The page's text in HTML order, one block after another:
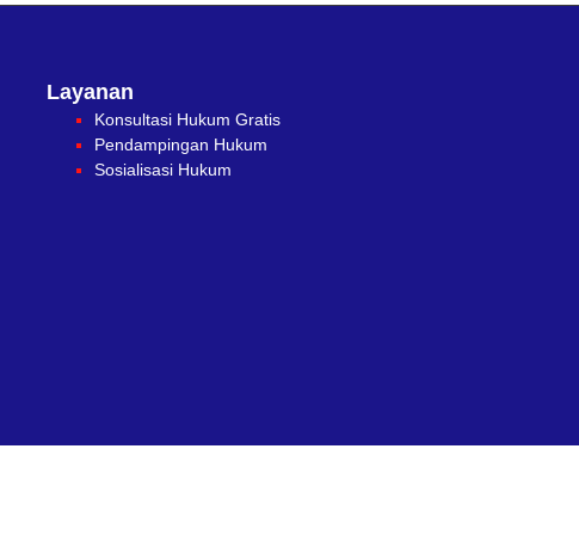
Layanan
Konsultasi Hukum Gratis
Pendampingan Hukum
Sosialisasi Hukum